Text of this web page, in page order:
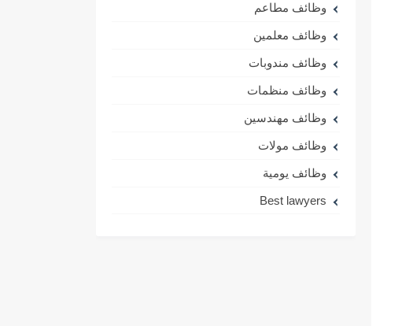
وظائف مطاعم
وظائف معلمين
وظائف مندوبات
وظائف منظمات
وظائف مهندسين
وظائف مولات
وظائف يومية
Best lawyers